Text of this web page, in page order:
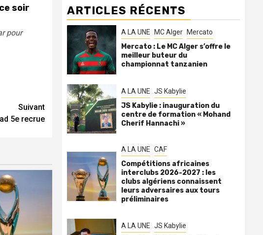
soir
pour
Suivant
5e recrue
ARTICLES RÉCENTS
A LA UNE MC Alger Mercato
Mercato : Le MC Alger s’offre le
meilleur buteur du
championnat tanzanien
A LA UNE JS Kabylie
JS Kabylie : inauguration du
centre de formation « Mohand
Cherif Hannachi »
A LA UNE CAF
Compétitions africaines
interclubs 2026-2027 : les
clubs algériens connaissent
leurs adversaires aux tours
préliminaires
A LA UNE JS Kabylie